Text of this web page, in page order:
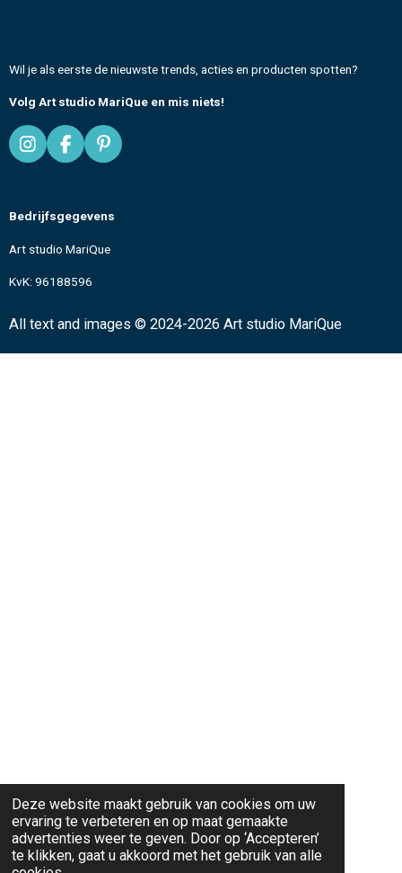
Deze website maakt gebruik van cookies om uw
ervaring te verbeteren en op maat gemaakte
advertenties weer te geven. Door op ‘Accepteren’
te klikken, gaat u akkoord met het gebruik van alle
Wil je als eerste de nieuwste trends, acties en producten spotten?
Volg Art studio MariQue en mis niets!
I
n
a
r
m
F
a
b
o
P
i
e
e
Bedrijfsgegevens
Art studio MariQue
KvK: 96188596
All text and images © 2024-2026 Art studio MariQue